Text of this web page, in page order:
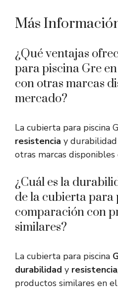
Más
¿Qué ventajas
para piscina Gre
con otras marcas
mercado?
La cubierta para piscina
resistencia y durabilidad
otras marcas
¿Cuál es la
de la cubierta para
comparación con
similares?
La cubierta para piscina
durabilidad y resistencia
productos similares en